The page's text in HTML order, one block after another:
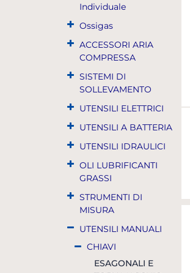
Individuale
Ossigas
ACCESSORI ARIA
COMPRESSA
SISTEMI DI
SOLLEVAMENTO
UTENSILI ELETTRICI
UTENSILI A BATTERIA
UTENSILI IDRAULICI
OLI LUBRIFICANTI
GRASSI
STRUMENTI DI
MISURA
UTENSILI MANUALI
CHIAVI
ESAGONALI E